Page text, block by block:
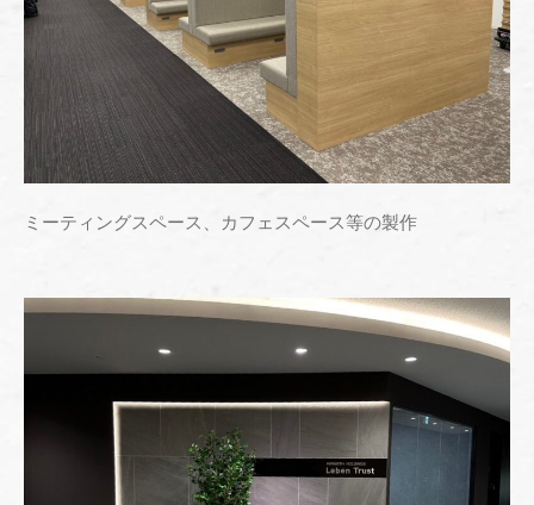
" alt="" />
ミーティングスペース、カフェスペース等の製作